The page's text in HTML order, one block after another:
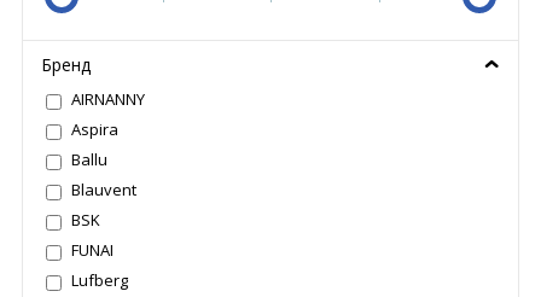
Бренд
AIRNANNY
Aspira
Ballu
Blauvent
BSK
FUNAI
Lufberg